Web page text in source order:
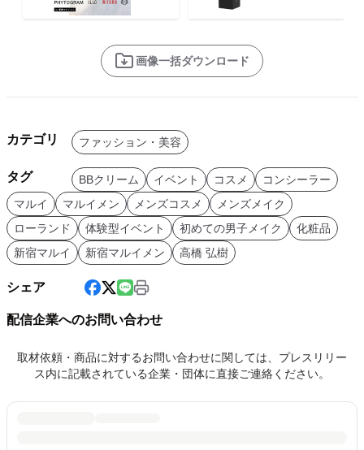
画像一括ダウンロード
カテゴリ ファッション・美容
タグ BBクリーム イベント コスメ
コンシーラー
マルイ
マルイメン メンズコスメ
メンズメイク
ローランド
体験型イベント 初めての男子メイク
化粧品
新宿マルイ
新宿マルイメン ⾼橋 弘樹
シェア
配信企業へのお問い合わせ
取材依頼・商品に対するお問い合わせに関しては、プレスリリー
ス内に記載されている企業・団体に直接ご連絡ください。